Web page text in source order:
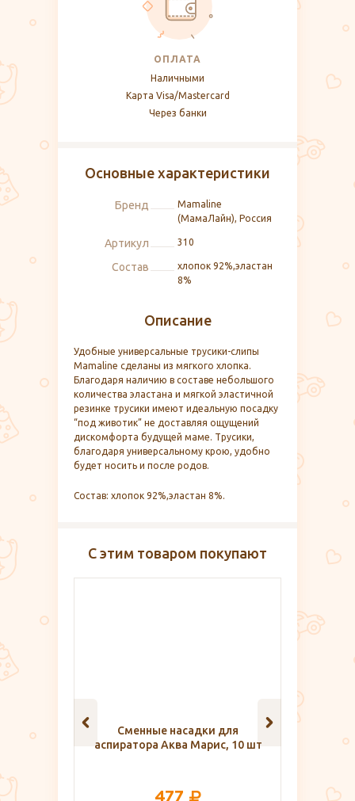
ОПЛАТА
Наличными
Карта Visa/Mastercard
Через банки
Описание
Удобные универсальные трусики-слипы
Mamaline сделаны из мягкого хлопка.
Благодаря наличию в составе небольшого
количества эластана и мягкой эластичной
резинке трусики имеют идеальную посадку
“под животик” не доставляя ощущений
дискомфорта будущей маме. Трусики,
благодаря универсальному крою, удобно
будет носить и после родов.
Состав: хлопок 92%,эластан 8%.
Основные характеристики
Бренд
Mamaline
(МамаЛайн), Россия
Артикул 310
Состав
хлопок 92%,эластан
8%
С этим товаром покупают
для
Одноразовые пелёнки Happy
classic 60х90 см Bella baby
599